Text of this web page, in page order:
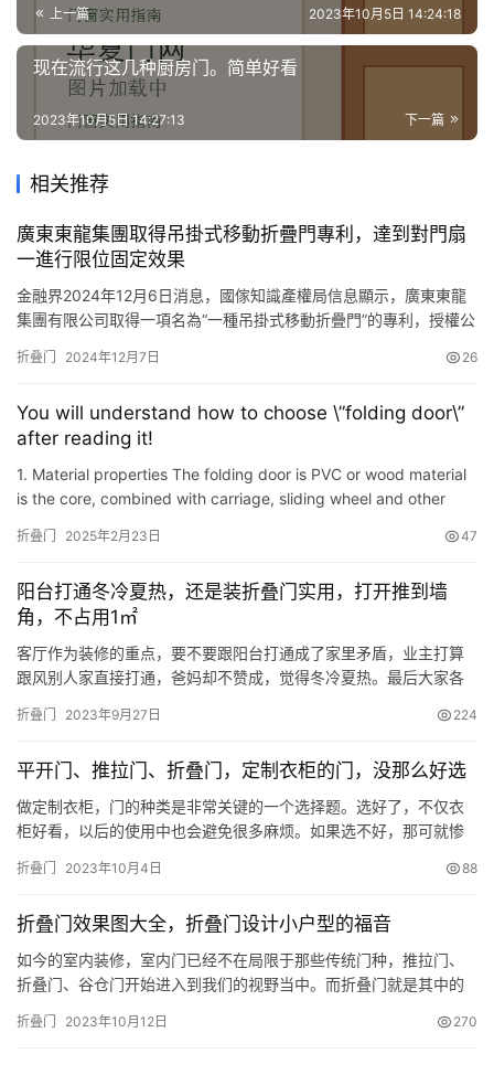
上一篇 2023年10月5日 14:24:18
现在流行这几种厨房门。简单好看
下一篇
2023年10月5日 14:27:13
相关推荐
廣東東龍集團取得吊掛式移動折疊門專利，達到對門扇
一進行限位固定效果
金融界2024年12月6日消息，國傢知識產權局信息顯示，廣東東龍
集團有限公司取得一項名為“一種吊掛式移動折疊門”的專利，授權公
本實用新型公開瞭一種吊掛式移動折疊門，屬於折疊門技術領域，
一側縱向型材上轉動連接有門扇一，門扇一一…
折叠门 2024年12月7日 26
You will understand how to choose \”folding door\”
after reading it!
1. Material properties The folding door is PVC or wood material
is the core, combined with carriage, sliding wheel and other
折叠门 2025年2月23日 47
阳台打通冬冷夏热，还是装折叠门实用，打开推到墙
角，不占用1㎡
客厅作为装修的重点，要不要跟阳台打通成了家里矛盾，业主打算
跟风别人家直接打通，爸妈却不赞成，觉得冬冷夏热。最后大家各
空间用，根本不需要吵架！ 事实证明，更换了阳台后体验感更好，
不干扰，也有隔音隔热的效果！ 灰色的拼接式沙发靠墙摆放，看上
去柔软…
折叠门 2023年9月27日 224
平开门、推拉门、折叠门，定制衣柜的门，没那么好选
做定制衣柜，门的种类是非常关键的一个选择题。选好了，不仅衣
柜好看，以后的使用中也会避免很多麻烦。如果选不好，那可就惨
来一次——总之有无数烦心事在等着你。 今天我们就来说一说每种
门。 平开门 性价比最高的门，当属平开门了。这种柜门最传统，但
是热度却…
折叠门 2023年10月4日 88
折叠门效果图大全，折叠门设计小户型的福音
如今的室内装修，室内门已经不在局限于那些传统门种，推拉门、
折叠门、谷仓门开始进入到我们的视野当中。而折叠门就是其中的
看折叠门的那些实际运用吧。 一、折叠门效果图大全 折叠门比较适
折叠门 2023年10月12日 270